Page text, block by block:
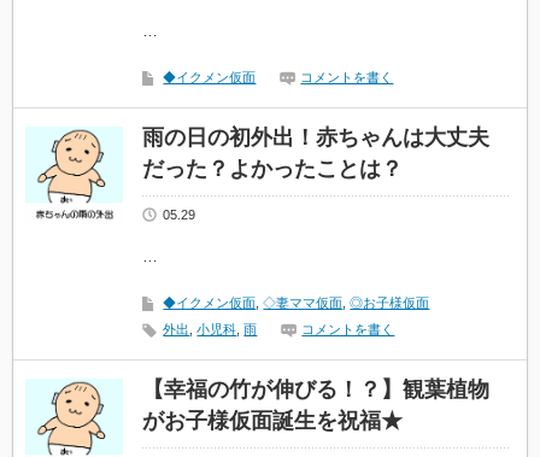
…
◆イクメン仮面 コメントを書く
雨の日の初外出！赤ちゃんは大丈夫
だった？よかったことは？
05.29
…
◆イクメン仮面 ,◇妻ママ仮面 ,◎お子様仮面
外出 ,小児科 ,雨 コメントを書く
【幸福の竹が伸びる！？】観葉植物
がお子様仮面誕生を祝福★